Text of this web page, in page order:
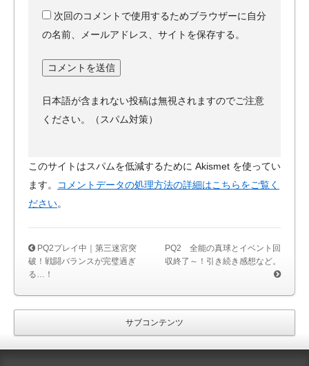
次回のコメントで使用するためブラウザーに自分
の名前、メールアドレス、サイトを保存する。
日本語が含まれない投稿は無視されますのでご注意
ください。（スパム対策）
このサイトはスパムを低減するために Akismet を使ってい
ます。
コメントデータの処理方法の詳細はこちらをご覧く
ださい。
PQ2プレイ中｜第三迷宮突
破！戦闘バランスが完璧過ぎ
る…！
PQ2 全能の真球とイベント回
収終了～！引き続き感想など。
サブコンテンツ